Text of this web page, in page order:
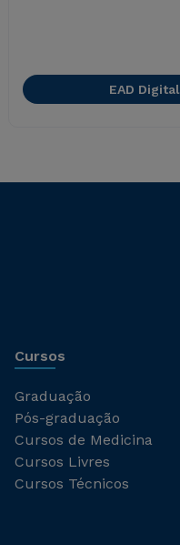
EAD Digital
Cursos
Graduação
Pós-graduação
Cursos de Medicina
Cursos Livres
Cursos Técnicos